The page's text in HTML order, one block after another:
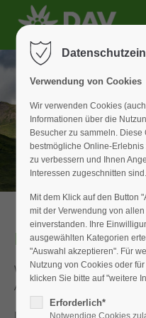
Der Eintrag "offcanvas-
Der Eintrag "offcanvas-
Der Eintrag "offcanvas-
Hütten
Wenn es im Tal heiß wird
Alternative.
In diesem Jahr konnten wir
Verwendung von Cookies
Wir verwenden Cookies
Informationen über die
Besucher zu sammeln.
bestmögliche Online-
zu verbessern und Ihnen
Interessen zugeschnitten sind.
Mit dem Klick auf den Button
mit der Verwendung von
einverstanden. Ihre
ausgewählten Kategorien
"Auswahl akzeptieren". Für
Nutzung von Cookies oder
klicken Sie bitte auf "weitere
Erforderlich*
Notwendige Cookies